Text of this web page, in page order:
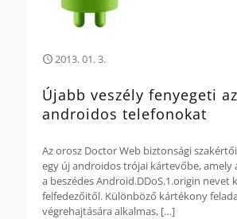
2013. 01. 3.
Újabb veszély fenyegeti az
androidos telefonokat
Az orosz Doctor Web biztonsági
egy új androidos trójai kártevőbe, amely
a beszédes Android.DDoS.1.origin nevet
felfedezőitől. Különböző kártékony
végrehajtására alkalmas, […]